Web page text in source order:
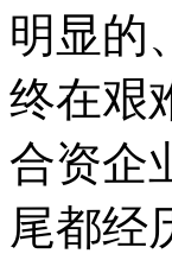
明显的
终在艰
合资企
尾都经